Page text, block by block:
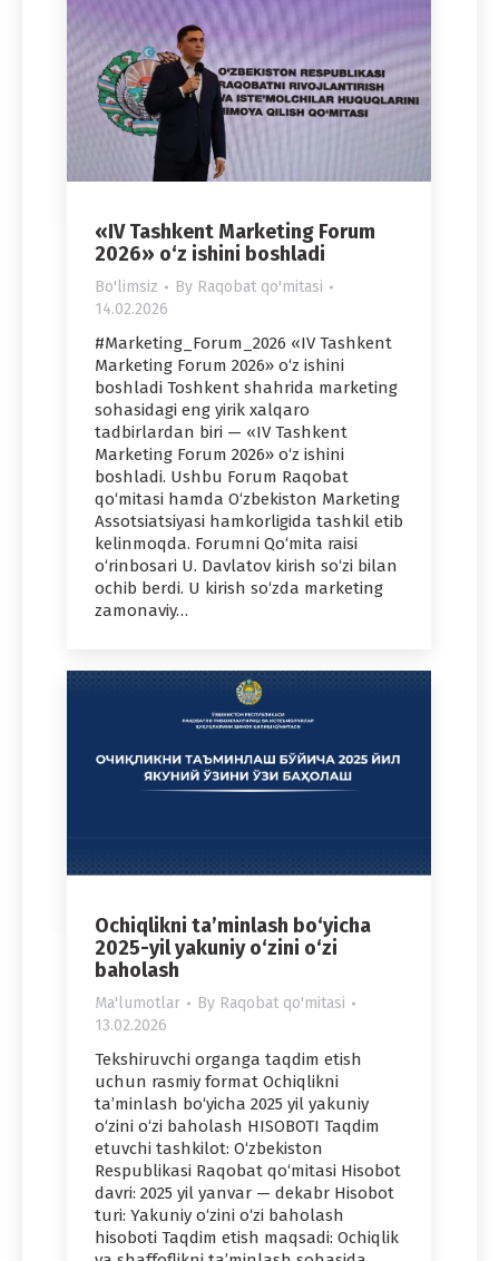
«IV Tashkent Marketing Forum
2026» o‘z ishini boshladi
Bo'limsiz By Raqobat qo'mitasi
14.02.2026
#Marketing_Forum_2026 «IV Tashkent
Marketing Forum 2026» o‘z ishini
boshladi Toshkent shahrida marketing
sohasidagi eng yirik xalqaro
tadbirlardan biri — «IV Tashkent
Marketing Forum 2026» o‘z ishini
boshladi. Ushbu Forum Raqobat
qo‘mitasi hamda O‘zbekiston Marketing
Assotsiatsiyasi hamkorligida tashkil etib
kelinmoqda. Forumni Qo‘mita raisi
o‘rinbosari U. Davlatov kirish so‘zi bilan
ochib berdi. U kirish so‘zda marketing
zamonaviy…
Ochiqlikni ta’minlash bo‘yicha
2025-yil yakuniy o‘zini o‘zi
baholash
Ma'lumotlar By Raqobat qo'mitasi
13.02.2026
Tekshiruvchi organga taqdim etish
uchun rasmiy format Ochiqlikni
ta’minlash bo‘yicha 2025 yil yakuniy
o‘zini o‘zi baholash HISOBOTI Taqdim
etuvchi tashkilot: O‘zbekiston
Respublikasi Raqobat qo‘mitasi Hisobot
davri: 2025 yil yanvar — dekabr Hisobot
turi: Yakuniy o‘zini o‘zi baholash
hisoboti Taqdim etish maqsadi: Ochiqlik